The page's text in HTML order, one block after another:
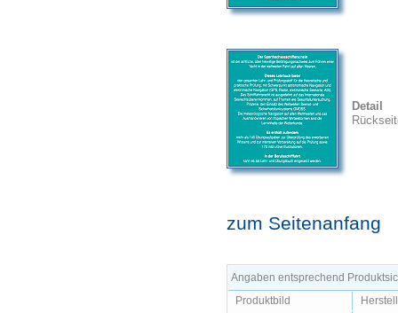
Detail
zum Seitenanfang
Angaben entsprechend
Produktbild